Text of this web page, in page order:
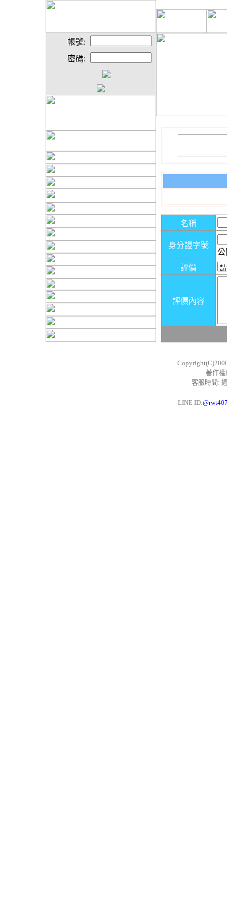
帳號:
密碼:
名稱
身分證字號
公
評價
評價內容
著作
客服時間:
LINE ID: